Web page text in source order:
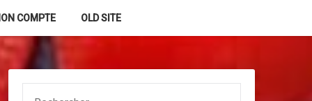
COMPTE OLD SITE